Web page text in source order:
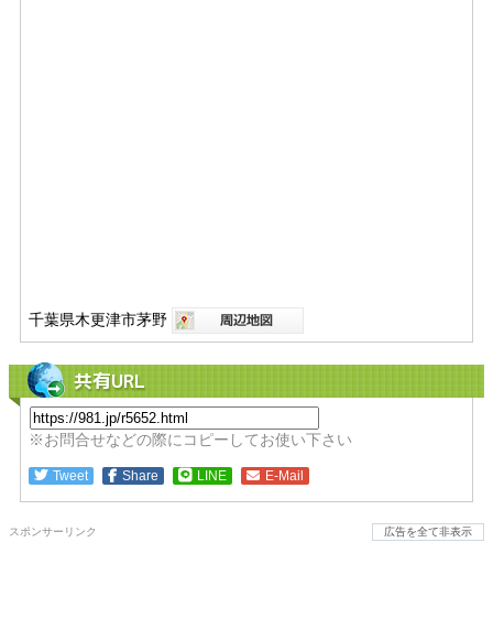
千葉県木更津市茅野
共有URL
※お問合せなどの際にコピーしてお使い下さい
Tweet Share LINE E-Mail
スポンサーリンク 広告を全て非表示